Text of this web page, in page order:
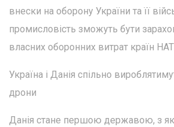
внески на оборону України та її
промисловість зможуть бути
власних оборонних витрат країн
Україна і Данія спільно
дрони
Данія стане першою державою, з